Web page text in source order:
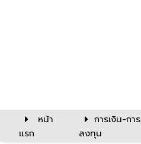
หน้า
แรก
การเงิน-การ
ลงทุน